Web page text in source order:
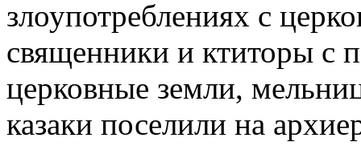
злоупотреблениях с
священники и ктиторы с
церковные земли,
казаки поселили на